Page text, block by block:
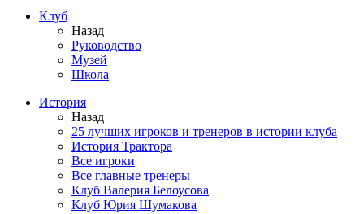
Клуб
Назад
Руководство
Музей
Школа
История
Назад
25 лучших игроков и тренеров в истории клуба
История Трактора
Все игроки
Все главные тренеры
Клуб Валерия Белоусова
Клуб Юрия Шумакова